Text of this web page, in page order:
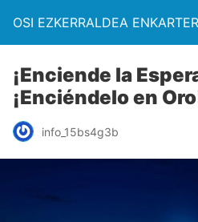
OSI EZKERRALDEA
¡Enciende la
¡Enciéndelo en
info_15bs4g3b